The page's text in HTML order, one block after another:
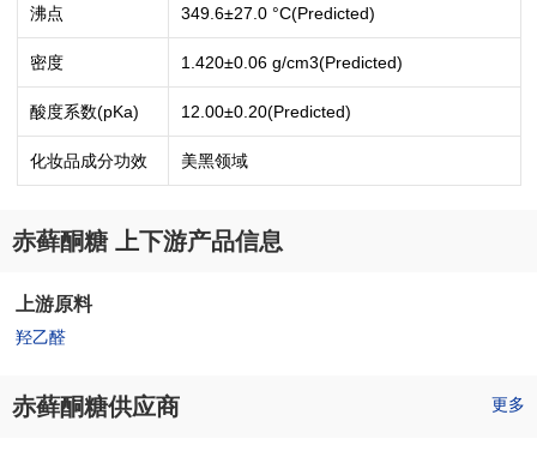
沸点 349.6±27.0 °C(Predicted)
密度 1.420±0.06 g/cm3(Predicted)
酸度系数(pKa) 12.00±0.20(Predicted)
化妆品成分功效 美黑领域
赤藓酮糖 上下游产品信息
上游原料
羟乙醛
赤藓酮糖供应商 更多